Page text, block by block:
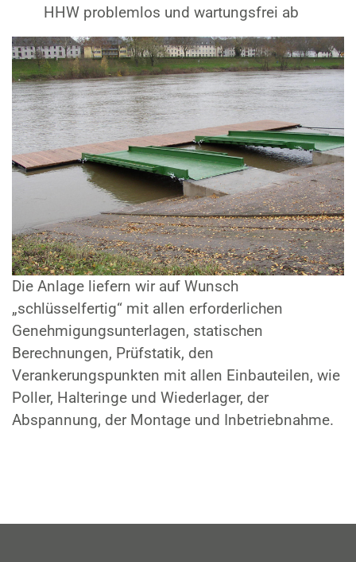
HHW problemlos und wartungsfrei ab
Die Anlage liefern wir auf Wunsch
„schlüsselfertig“ mit allen erforderlichen
Genehmigungsunterlagen, statischen
Berechnungen, Prüfstatik, den
Verankerungspunkten mit allen Einbauteilen, wie
Poller, Halteringe und Wiederlager, der
Abspannung, der Montage und Inbetriebnahme.